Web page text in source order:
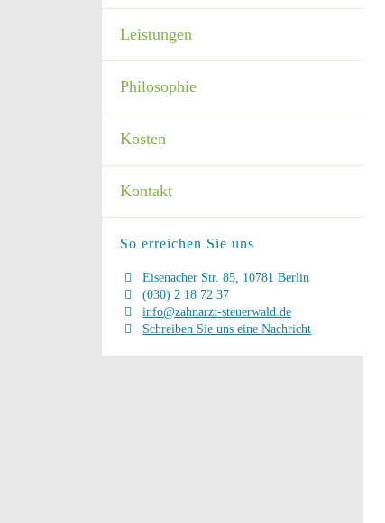
Leistungen
Philosophie
Kosten
Kontakt
So erreichen Sie uns
Eisenacher Str. 85, 10781 Berlin
(030) 2 18 72 37
info@zahnarzt-steuerwald.de
Schreiben Sie uns eine Nachricht